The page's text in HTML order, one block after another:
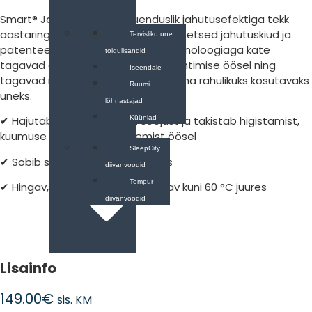
MeeleoluTervisliku une
toidulisandid
Iseendale
Ruumi
lõhnastajad
Küünlad
SleepCity
diivanvoodid
Tempur
diivanvoodid
Smart® Jahutav tekk on uuenduslik jahutusefektiga tekk
aastaringseks kasutamiseks. Kvaliteetsed jahutuskiud ja
patenteeritud TONES OF COOL® tehnoloogiaga kate
tagavad efektiivse temperatuuri juhtimise öösel ning
tagavad mõnusa magamiskeskkonna rahulikuks kosutavaks
uneks.
✔ Hajutab tõhusalt kehast soojust ja takistab higistamist,
kuumuse ja niiskuse kogunemist öösel
✔ Sobib suurepäraselt suvetekiks
✔ Hingav, allergiasõbralik ja pestav kuni 60 °C juures
Lisainfo
149.00€ sis. KM